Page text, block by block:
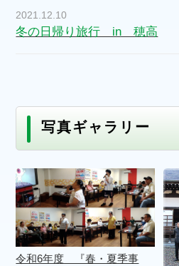
2021.12.10
冬の日帰り旅行 in 穂高
写真ギャラリー
令和6年度 『春・夏季事